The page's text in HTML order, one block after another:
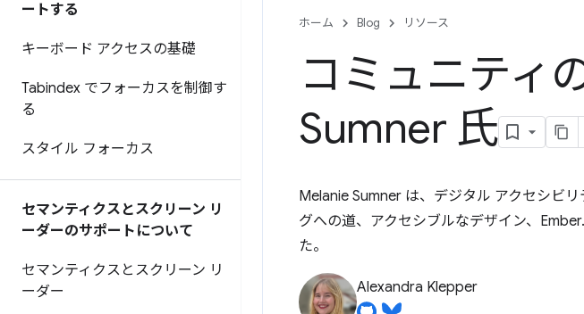
ートする
キーボード アクセスの基礎
Tabindex でフォーカスを制御す
る
スタイル フォーカス
セマンティクスとスクリーン リ
ーダーのサポートについて
セマンティクスとスクリーン リ
ーダー
ホーム Blog リソース
コミュニティ
Sumner 氏
Melanie Sumner は、デジタル アクセシビ
グへの道、アクセシブルなデザイン、
た。
Alexandra Klepper